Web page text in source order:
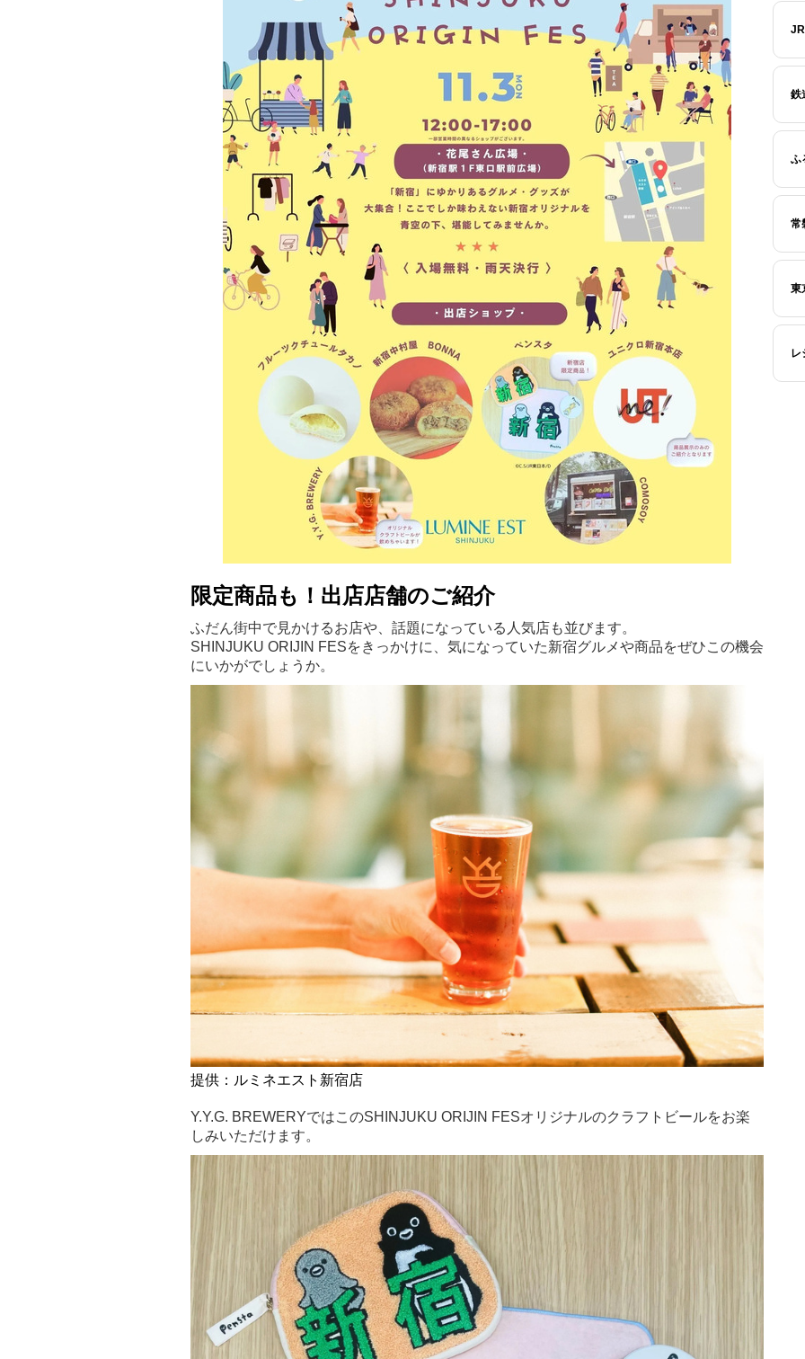
限定商品も！出店店舗のご紹介
ふだん街中で見かけるお店や、話題になっている人気店も並びます。
SHINJUKU ORIJIN FESをきっかけに、気になっていた新宿グルメや商品をぜひこの機会
にいかがでしょうか。
提供：ルミネエスト新宿店
Y.Y.G. BREWERYではこのSHINJUKU ORIJIN FESオリジナルのクラフトビールをお楽
しみいただけます。
鉄
ふ
常
東
レ